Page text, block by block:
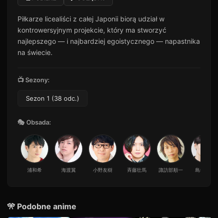
48 min · Sezon 1
12 Odcinek 12
42 min · Sezon 1
26 min · Sezon 1
40 min · Sezon 1
16 Odcinek 16
35 min · Sezon 1
Odcinek 17
48 min · Sezon 1
Piłkarze licealiści z całej Japonii biorą udział w
kontrowersyjnym projekcie, który ma stworzyć
najlepszego — i najbardziej egoistycznego — napastnika
na świecie.
📺 Sezony:
Sezon 1 (38 odc.)
🎭 Obsada:
浦和希 海渡翼 小野友樹 斉藤壮馬 諏訪部順一 島﨑信長
🎌 Podobne anime